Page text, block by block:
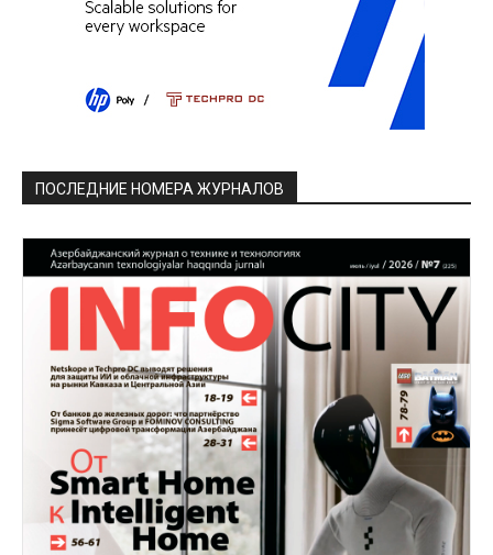
ПОСЛЕДНИЕ НОМЕРА ЖУРНАЛОВ